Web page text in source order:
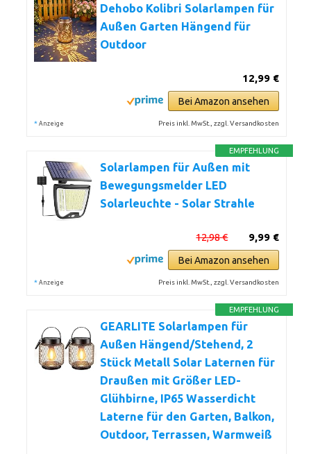
Dehobo Kolibri Solarlampen für
Außen Garten Hängend für
Outdoor
12,99 €
Bei Amazon ansehen
* Anzeige Preis inkl. MwSt., zzgl. Versandkosten
EMPFEHLUNG
Solarlampen für Außen mit
Bewegungsmelder LED
Solarleuchte - Solar Strahle
9,99 €
12,98 €
Bei Amazon ansehen
* Anzeige Preis inkl. MwSt., zzgl. Versandkosten
EMPFEHLUNG
GEARLITE Solarlampen für
Außen Hängend/Stehend, 2
Stück Metall Solar Laternen für
Draußen mit Größer LED-
Glühbirne, IP65 Wasserdicht
Laterne für den Garten, Balkon,
Outdoor, Terrassen, Warmweiß